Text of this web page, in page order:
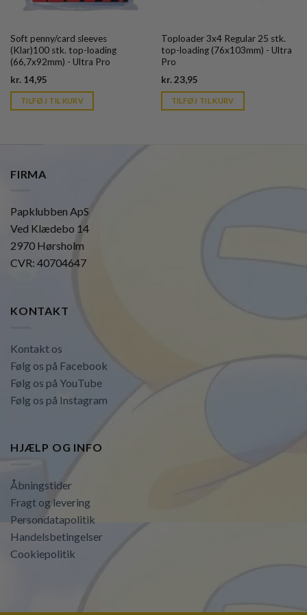
Soft penny/card sleeves
(Klar)100 stk. top-loading
(66,7x92mm) - Ultra Pro
kr. 14,95
is:
kr. 39,95.
TILFØJ TIL KURV
Toploader 3x4 Regular 25 stk.
top-loading (76x103mm) - Ultra
Pro
kr.23,95Current
is:
kr. 39,95.
TILFØJ TIL KURV
FIRMA
Papklubben ApS
Ved Klædebo 14
2970 Hørsholm
CVR: 40704647
KONTAKT
Kontakt os
Følg os på Facebook
Følg os på YouTube
Følg os på Instagram
HJÆLP OG INFO
Åbningstider
Fragt og levering
Persondatapolitik
Handelsbetingelser
Cookiepolitik